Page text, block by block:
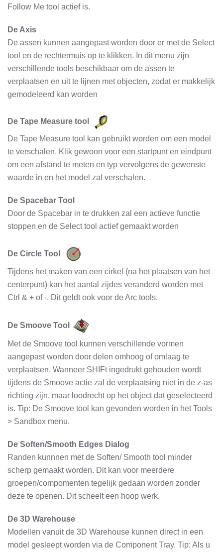
Follow Me tool actief is.
De Axis
De assen kunnen aangepast worden door er met de Select
tool en de rechtermuis op te klikken. In dit menu zijn
verschillende tools beschikbaar om de assen te
verplaatsen en uit te lijnen met objecten, zodat er makkelijk
gemodeleerd kan worden
De Tape Measure tool
De Tape Measure tool kan gebruikt worden om een model
te verschalen. Klik gewoon voor een startpunt en eindpunt
om een afstand te meten en typ vervolgens de gewenste
waarde in en het model zal verschalen.
De Spacebar Tool
Door de Spacebar in te drukken zal een actieve functie
stoppen en de Select tool actief gemaakt worden
De Circle Tool
Tijdens het maken van een cirkel (na het plaatsen van het
centerpunt) kan het aantal zijdes veranderd worden met
Ctrl & + of -. Dit geldt ook voor de Arc tools.
De Smoove Tool
Met de Smoove tool kunnen verschillende vormen
aangepast worden door delen omhoog of omlaag te
verplaatsen. Wanneer SHIFt ingedrukt gehouden wordt
tijdens de Smoove actie zal de verplaatsing niet in de z-as
richting zijn, maar loodrecht op het object dat geselecteerd
is. Tip: De Smoove tool kan gevonden worden in het Tools
> Sandbox menu.
De Soften/Smooth Edges Dialog
Randen kunnnen met de Soften/ Smooth tool minder
scherp gemaakt worden. Dit kan voor meerdere
groepen/compomenten tegelijk gedaan worden zonder
deze te openen. Dit scheelt een hoop werk.
De 3D Warehouse
Modellen vanuit de 3D Warehouse kunnen direct in een
model gesleept worden via de Component Tray. Tip: Als u